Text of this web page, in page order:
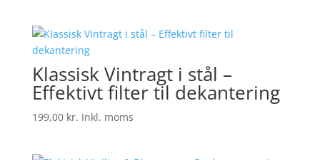
Klassisk Vintragt i stål –
Effektivt filter til dekantering
199,00 kr. Inkl. moms